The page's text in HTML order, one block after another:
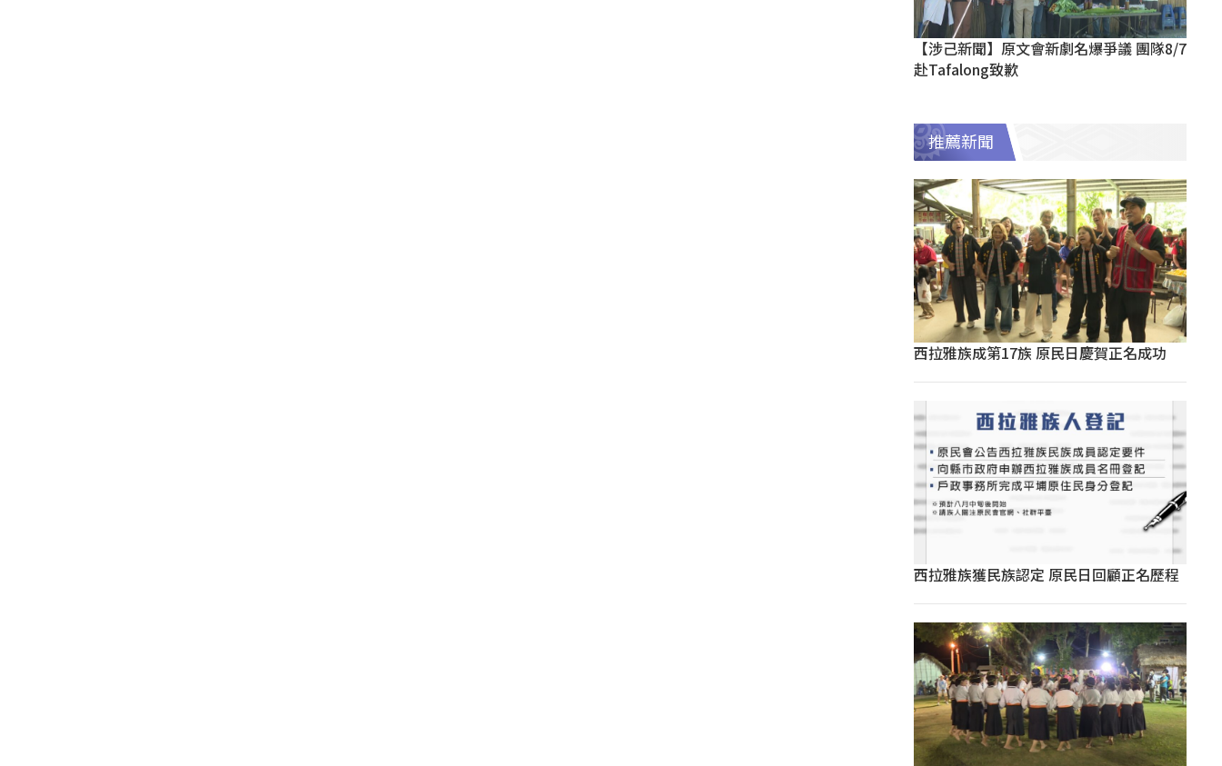
【涉己新聞】原文會新劇名爆爭議 團隊8/7
赴Tafalong致歉
推薦新聞
西拉雅族成第17族 原民日慶賀正名成功
西拉雅族獲民族認定 原民日回顧正名歷程